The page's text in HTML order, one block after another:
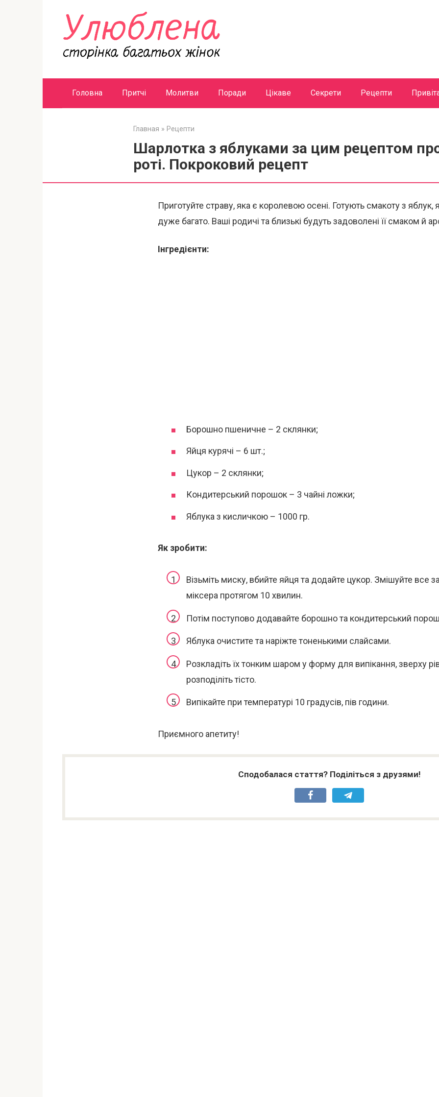
Головна Притчі Молитви Поради Цікаве Секрети Рецепти
Главная » Рецепти
Шарлотка з яблуками за цим рецептом
роті. Покроковий рецепт
Приготуйте страву, яка є королевою осені. Готують смакоту з яблук,
дуже багато. Ваші родичі та близькі будуть задоволені її смаком й
Інгредієнти:
Борошно пшеничне – 2 склянки;
Яйця курячі – 6 шт.;
Цукор – 2 склянки;
Кондитерський порошок – 3 чайні ложки;
Яблука з кисличкою – 1000 гр.
Як зробити:
Візьміть миску, вбийте яйця та додайте цукор. Змішуйте все
міксера протягом 10 хвилин.
Потім поступово додавайте борошно та кондитерський
Яблука очистите та наріжте тоненькими слайсами.
Розкладіть їх тонким шаром у форму для випікання, зверху
розподіліть тісто.
Випікайте при температурі 10 градусів, пів години.
Приємного апетиту!
Сподобалася стаття? Поділіться з друзями!